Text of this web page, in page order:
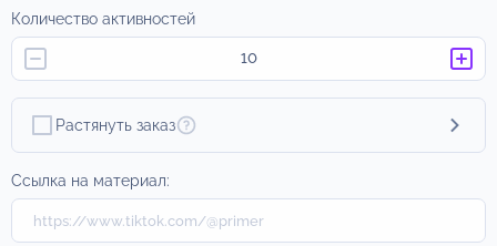
Количество активностей
Растянуть заказ
Ссылка на материал: